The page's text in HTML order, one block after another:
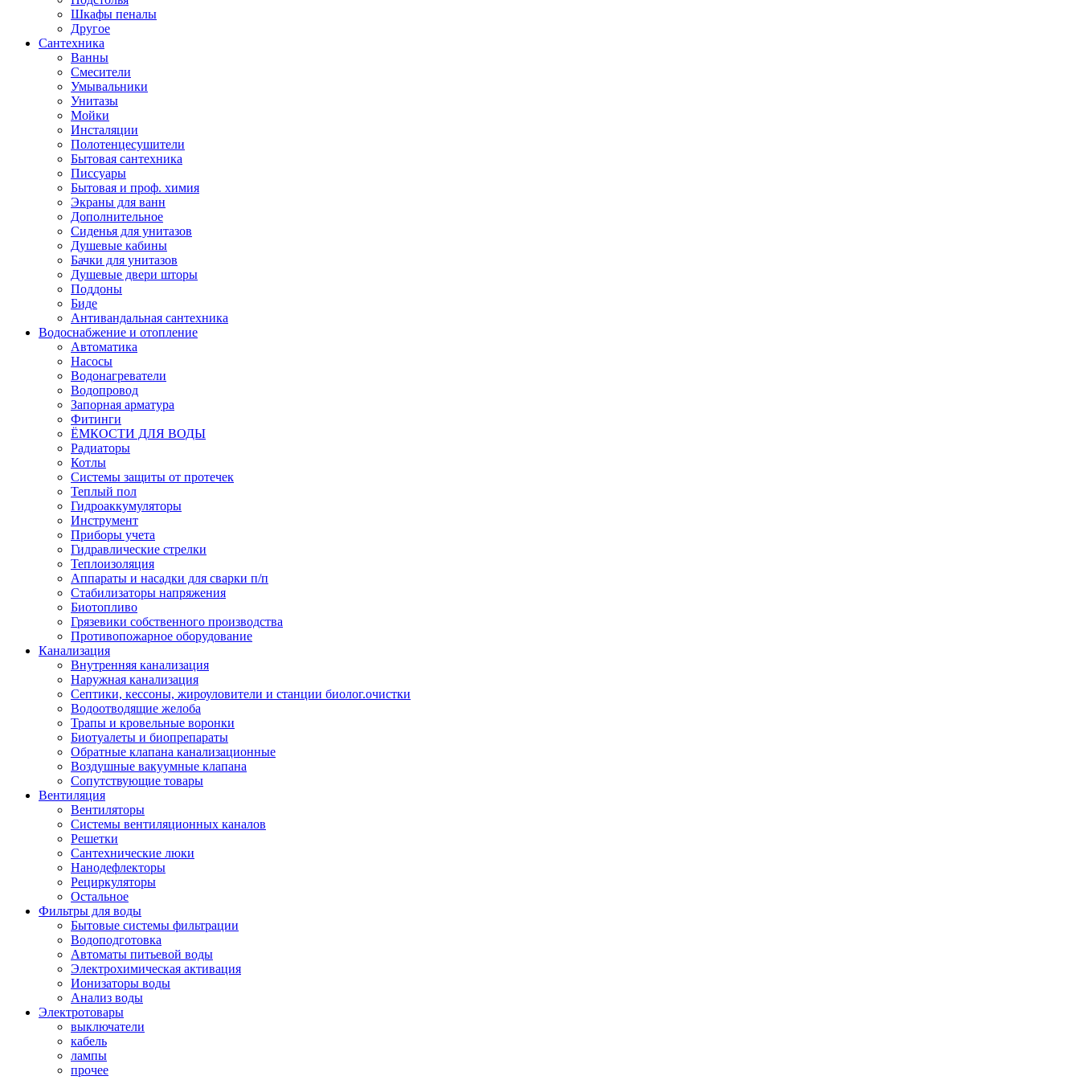
Шкафы пеналы
Другое
Сантехника
Ванны
Смесители
Умывальники
Унитазы
Мойки
Инсталяции
Полотенцесушители
Бытовая сантехника
Писсуары
Бытовая и проф. химия
Экраны для ванн
Дополнительное
Сиденья для унитазов
Душевые кабины
Бачки для унитазов
Душевые двери шторы
Поддоны
Биде
Антивандальная сантехника
Водоснабжение и отопление
Автоматика
Насосы
Водонагреватели
Водопровод
Запорная арматура
Фитинги
ЁМКОСТИ ДЛЯ ВОДЫ
Радиаторы
Котлы
Системы защиты от протечек
Теплый пол
Гидроаккумуляторы
Инструмент
Приборы учета
Гидравлические стрелки
Теплоизоляция
Аппараты и насадки для сварки п/п
Стабилизаторы напряжения
Биотопливо
Грязевики собственного производства
Противопожарное оборудование
Канализация
Внутренняя канализация
Наружная канализация
Септики, кессоны, жироуловители и станции биолог.очистки
Водоотводящие желоба
Трапы и кровельные воронки
Биотуалеты и биопрепараты
Обратные клапана канализационные
Воздушные вакуумные клапана
Сопутствующие товары
Вентиляция
Вентиляторы
Системы вентиляционных каналов
Решетки
Сантехнические люки
Нанодефлекторы
Рециркуляторы
Остальное
Фильтры для воды
Бытовые системы фильтрации
Водоподготовка
Автоматы питьевой воды
Электрохимическая активация
Ионизаторы воды
Анализ воды
Электротовары
выключатели
кабель
лампы
прочее